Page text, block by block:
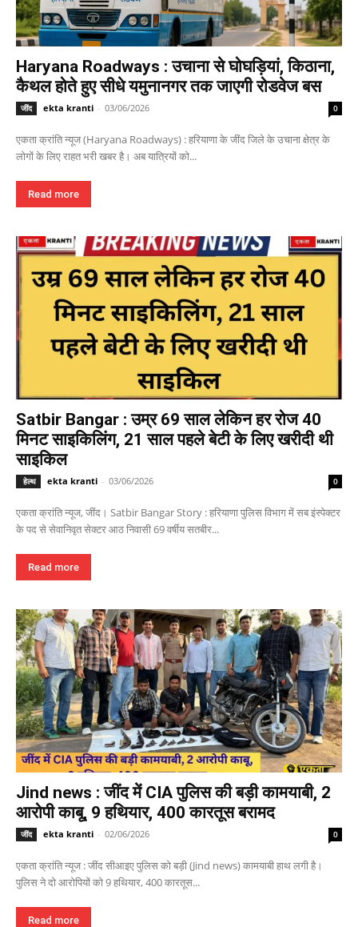
Haryana Roadways : उचाना से घोघड़ियां, किठाना,
कैथल होते हुए सीधे यमुनानगर तक जाएगी रोडवेज बस
जींद ekta kranti - 03/06/2026 0
एकता क्रांति न्यूज (Haryana Roadways) : हरियाणा के जींद जिले के उचाना क्षेत्र के
लोगों के लिए राहत भरी खबर है। अब यात्रियों को...
Read more
Satbir Bangar : उम्र 69 साल लेकिन हर रोज 40
मिनट साइकिलिंग, 21 साल पहले बेटी के लिए खरीदी थी
साइकिल
हेल्थ ekta kranti - 03/06/2026 0
एकता क्रांति न्यूज, जींद। Satbir Bangar Story : हरियाणा पुलिस विभाग में सब इंस्पेक्टर
के पद से सेवानिवृत सेक्टर आठ निवासी 69 वर्षीय सतबीर...
Read more
Jind news : जींद में CIA पुलिस की बड़ी कामयाबी, 2
आरोपी काबू, 9 हथियार, 400 कारतूस बरामद
जींद ekta kranti - 02/06/2026 0
एकता क्रांति न्यूज : जींद सीआइए पुलिस को बड़ी (Jind news) कामयाबी हाथ लगी है।
पुलिस ने दो आरोपियों को 9 हथियार, 400 कारतूस...
Read more